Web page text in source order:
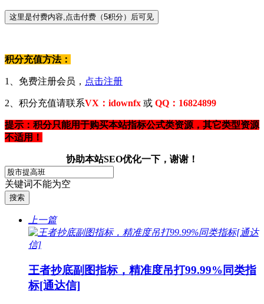
积分充值方法：
1、免费注册会员， 点击注册
2、积分充值请联系VX：idownfx 或 QQ：16824899
提示：积分只能用于购买本站指标公式类资源，其它类型资源
不适用！
协助本站SEO优化一下，谢谢！
关键词不能为空
上一篇
王者抄底副图指标，精准度吊打99.99%同类指
标[通达信]